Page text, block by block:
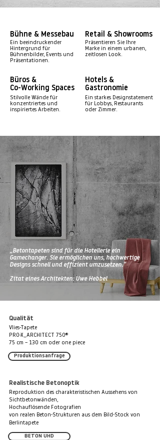
Bühne & Messebau
Ein beeindruckender
Hintergrund für
Bühnenbilder, Events und
Präsentationen.
Retail & Showrooms
Präsentieren Sie Ihre
Marke in einem urbanen,
zeitlosen Look.
Büros &
Co-Working Spaces
Stilvolle Wände für
konzentriertes und
inspiriertes Arbeiten.
Hotels &
Gastronomie
Ein starkes Designstatement
für Lobbys, Restaurants
oder Zimmer.
„Betontapeten sind für die Hotellerie ein
Gamechanger. Sie ermöglichen uns, hochwertige
Designs schnell und effizient umzusetzen.“
Zitat eines Architekten: Uwe Hebbel
Qualität
Vlies-Tapete
PRO-X_ARCHITECT 750®
75 cm – 130 cm oder one piece
Produktionsanfrage
Realistische Betonoptik
Reproduktion des charakteristischen Aussehens von
Sichtbetonwänden,
Hochauflösende Fotografien
von realen Beton-Strukturen aus dem Bild-Stock von
Berlintapete
BETON UHD